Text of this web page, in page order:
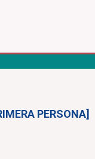
PERSONA]